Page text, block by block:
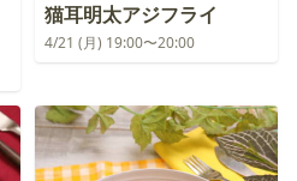
猫耳明太アジフライ
4/21 (月) 19:00〜20:00